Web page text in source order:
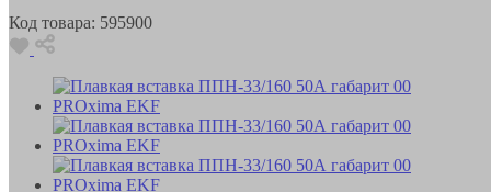
Код товара: 595900